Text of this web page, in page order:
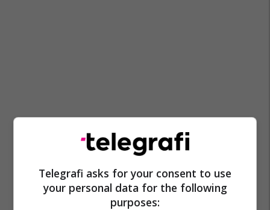
Telegrafi asks for your consent to use
your personal data for the following
purposes: